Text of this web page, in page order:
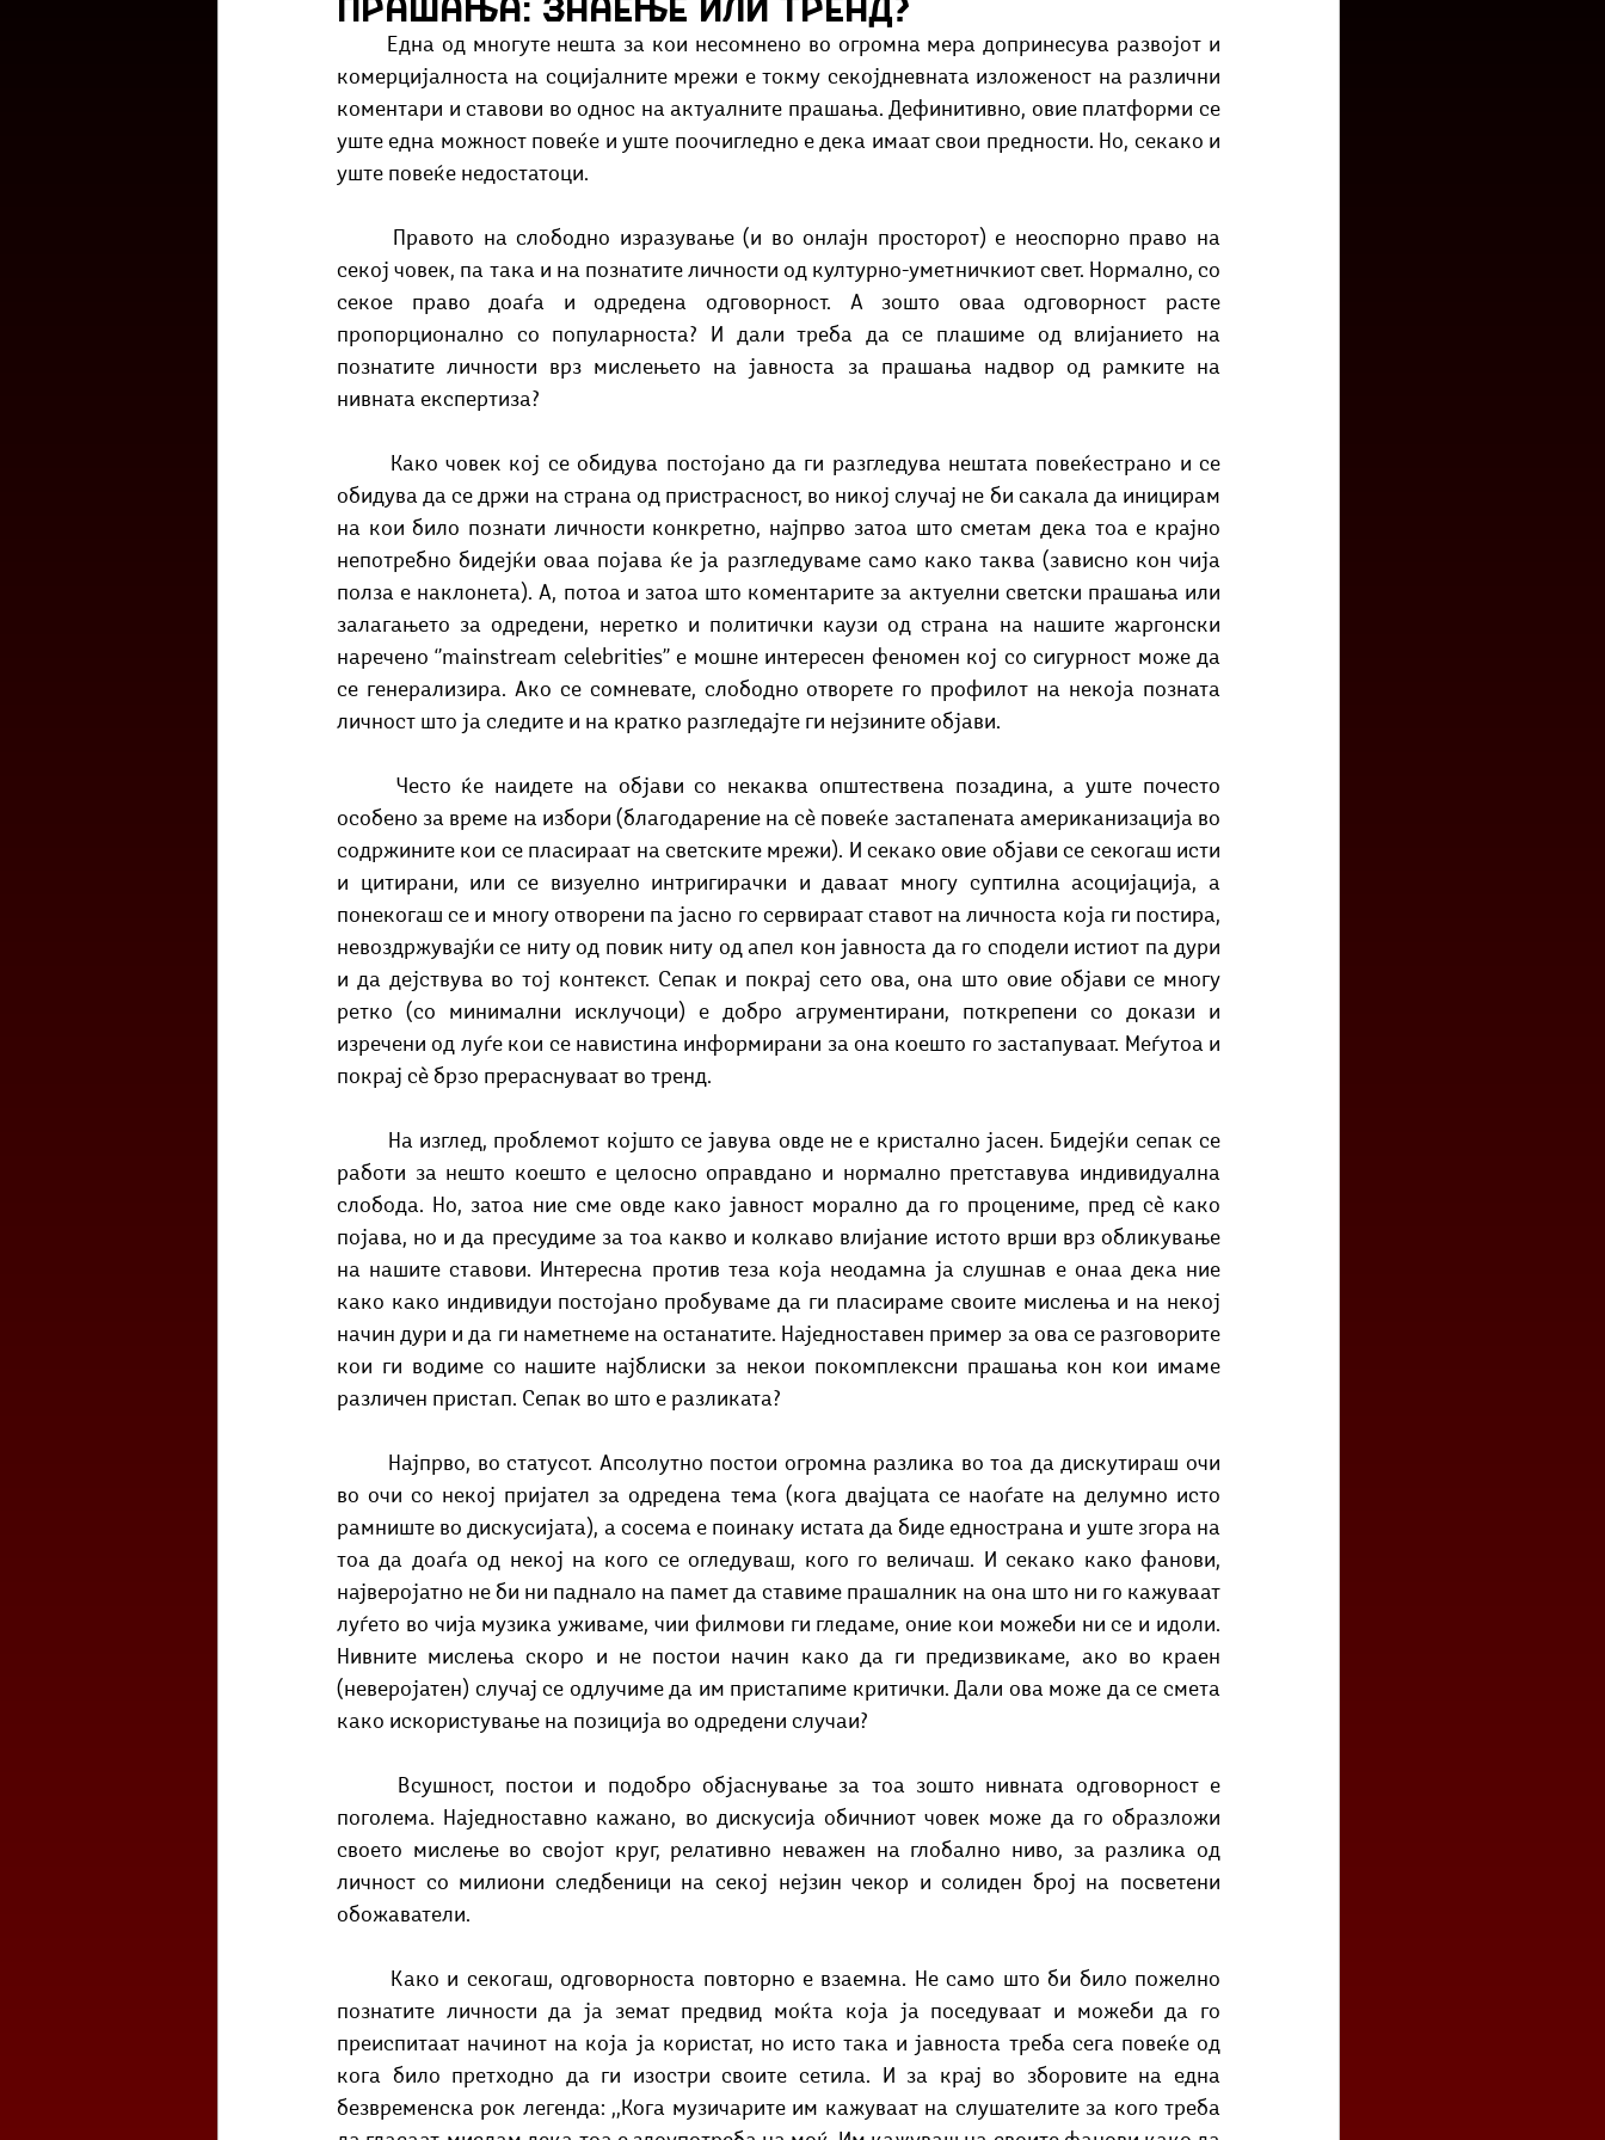
Културоглед Мелемузика Добри гости Скопски поетски фестивал
Го зборевме ова?
комерцијалноста на социјалните мрежи е токму секојдневната изложеност на различни
коментари и ставови во однос на актуалните прашања. Дефинитивно, овие платформи се
уште една можност повеќе и уште поочигледно е дека имаат свои предности. Но, секако и
уште повеќе недостатоци.
секој човек, па така и на познатите личности од културно-уметничкиот свет. Нормално, со
секое право доаѓа и одредена одговорност. А зошто оваа одговорност расте
пропорционално со популарноста? И дали треба да се плашиме од влијанието на
познатите личности врз мислењето на јавноста за прашања надвор од рамките на
нивната експертиза?
обидува да се држи на страна од пристрасност, во никој случај не би сакала да иницирам
на кои било познати личности конкретно, најпрво затоа што сметам дека тоа е крајно
непотребно бидејќи оваа појава ќе ја разгледуваме само како таква (зависно кон чија
полза е наклонета). А, потоа и затоа што коментарите за актуелни светски прашања или
залагањето за одредени, неретко и политички каузи од страна на нашите жаргонски
наречено ‘’mainstream celebrities’’ е мошне интересен феномен кој со сигурност може да
се генерализира. Ако се сомневате, слободно отворете го профилот на некоја позната
личност што ја следите и на кратко разгледајте ги нејзините објави.
особено за време на избори (благодарение на сѐ повеќе застапената американизација во
содржините кои се пласираат на светските мрежи). И секако овие објави се секогаш исти
и цитирани, или се визуелно интригирачки и даваат многу суптилна асоцијација, а
понекогаш се и многу отворени па јасно го сервираат ставот на личноста која ги постира,
невоздржувајќи се ниту од повик ниту од апел кон јавноста да го сподели истиот па дури
и да дејствува во тој контекст. Сепак и покрај сето ова, она што овие објави се многу
ретко (со минимални исклучоци) е добро агрументирани, поткрепени со докази и
изречени од луѓе кои се навистина информирани за она коешто го застапуваат. Меѓутоа и
покрај сѐ брзо прераснуваат во тренд.
работи за нешто коешто е целосно оправдано и нормално претставува индивидуална
слобода. Но, затоа ние сме овде како јавност морално да го процениме, пред сѐ како
појава, но и да пресудиме за тоа какво и колкаво влијание истото врши врз обликување
на нашите ставови. Интересна против теза која неодамна ја слушнав е онаа дека ние
како како индивидуи постојано пробуваме да ги пласираме своите мислења и на некој
начин дури и да ги наметнеме на останатите. Наједноставен пример за ова се разговорите
кои ги водиме со нашите најблиски за некои покомплексни прашања кон кои имаме
различен пристап. Сепак во што е разликата?
во очи со некој пријател за одредена тема (кога двајцата се наоѓате на делумно исто
рамниште во дискусијата), а сосема е поинаку истата да биде еднострана и уште згора на
тоа да доаѓа од некој на кого се огледуваш, кого го величаш. И секако како фанови,
најверојатно не би ни паднало на памет да ставиме прашалник на она што ни го кажуваат
луѓето во чија музика уживаме, чии филмови ги гледаме, оние кои можеби ни се и идоли.
Нивните мислења скоро и не постои начин како да ги предизвикаме, ако во краен
(неверојатен) случај се одлучиме да им пристапиме критички. Дали ова може да се смета
како искористување на позиција во одредени случаи?
поголема. Наједноставно кажано, во дискусија обичниот човек може да го образложи
своето мислење во својот круг, релативно неважен на глобално ниво, за разлика од
личност со милиони следбеници на секој нејзин чекор и солиден број на посветени
обожаватели.
познатите личности да ја земат предвид моќта која ја поседуваат и можеби да го
преиспитаат начинот на која ја користат, но исто така и јавноста треба сега повеќе од
кога било претходнo да ги изостри своите сетила. И за крај во зборовите на една
безвременска рок легенда: ,,Кога музичарите им кажуваат на слушателите за кого треба